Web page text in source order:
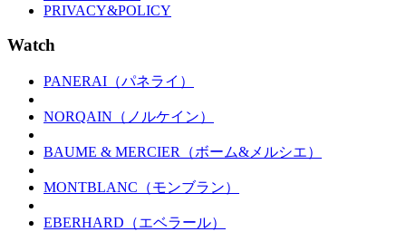
PRIVACY&POLICY
Watch
PANERAI（パネライ）
NORQAIN（ノルケイン）
BAUME & MERCIER（ボーム&メルシエ）
MONTBLANC（モンブラン）
EBERHARD（エベラール）